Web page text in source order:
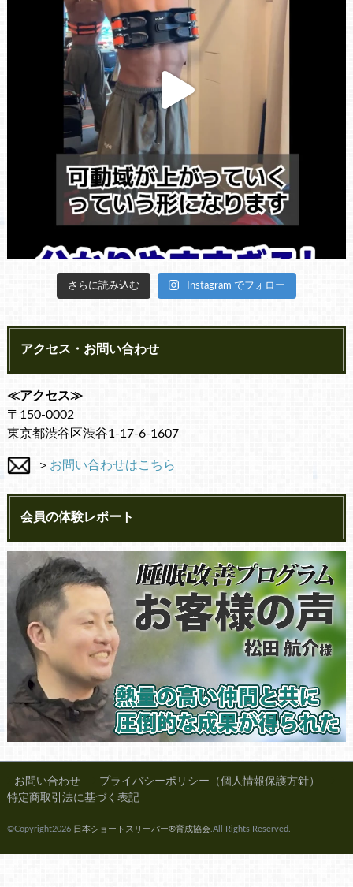
さらに読み込む Instagram でフォロー
アクセス・お問い合わせ
≪アクセス≫
〒150-0002
東京都渋谷区渋谷1-17-6-1607
＞ お問い合わせはこちら
会員の体験レポート
お問い合わせ
プライバシーポリシー（個人情報保護方針）
特定商取引法に基づく表記
©Copyright2026 日本ショートスリーパー®育成協会.All Rights Reserved.